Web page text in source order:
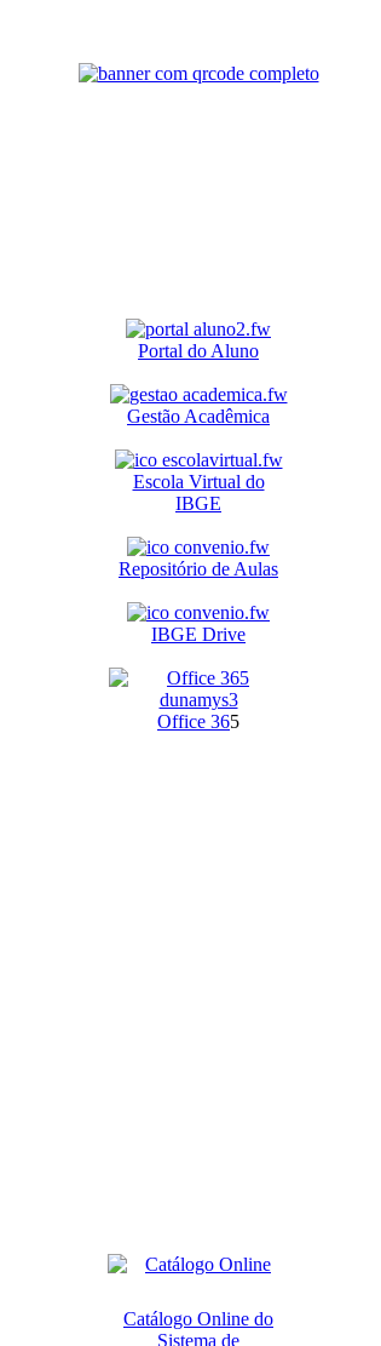
Portal do Aluno
Gestão Acadêmica
Escola Virtual do
IBGE
Repositório de Aulas
IBGE Drive
Office 365
Catálogo Online do
Sistema de